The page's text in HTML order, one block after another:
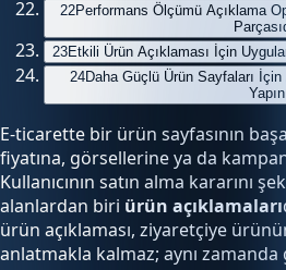
22Performans Ölçümü Açıklama
23Etkili Ürün Açıklaması İçin
24Daha Güçlü Ürün Sayfaları
Yapın
E-ticarette bir ürün sayfasının
fiyatına, görsellerine ya da
Kullanıcının satın alma kararını
alanlardan biri ürün açıklamaları
ürün açıklaması, ziyaretçiye
anlatmakla kalmaz; aynı